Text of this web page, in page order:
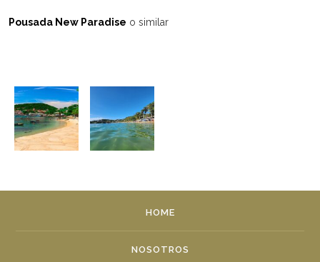
Pousada New Paradise o similar
HOME
NOSOTROS